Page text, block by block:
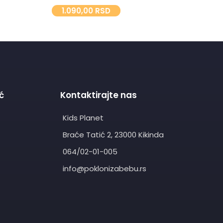
1.090,00 RSD
Kontaktirajte nas
Kids Planet
Braće Tatić 2, 23000 Kikinda
064/02-01-005
info@poklonizabebu.rs